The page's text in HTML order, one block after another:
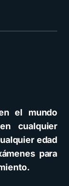
el mundo
cualquier
edad
para